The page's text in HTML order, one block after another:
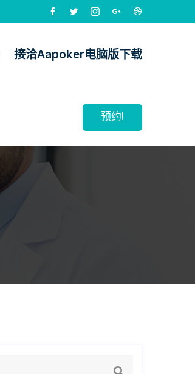
接洽aapoker电脑版下载
预约!